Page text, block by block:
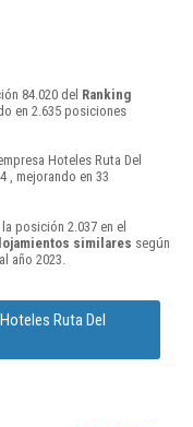
84.020 del Ranking
en 2.635 posiciones
Hoteles Ruta Del
, mejorando en 33
posición 2.037 en el
similares según
año 2023.
Ruta Del